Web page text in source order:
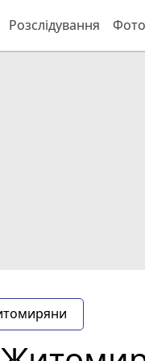
Розслідування